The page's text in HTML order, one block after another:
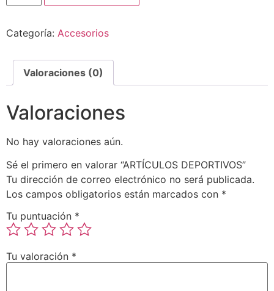
Categoría: Accesorios
Valoraciones (0)
Valoraciones
No hay valoraciones aún.
Sé el primero en valorar “ARTÍCULOS DEPORTIVOS”
Tu dirección de correo electrónico no será publicada.
Los campos obligatorios están marcados con *
Tu puntuación *
Tu valoración *